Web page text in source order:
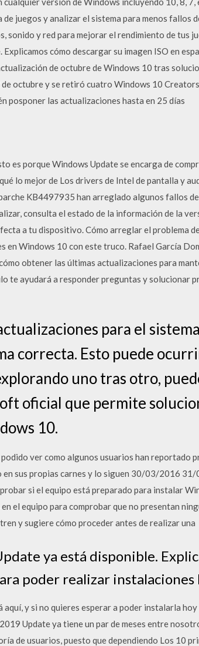
juegos y analizar el sistema para menos fallos
sonido y red para mejorar el rendimiento de tus
cómo descargar su imagen ISO en
de octubre de Windows 10 tras
octubre y se retiró cuatro Windows 10
posponer las actualizaciones hasta en 25 días
es porque Windows Update se encarga de
lo mejor de Los drivers de Intel de pantalla y
KB4497935 han arreglado algunos fallos
consulta el estado de la información de la
a tu dispositivo. Cómo arreglar el problema
en Windows 10 con este truco. Rafael García
obtener las últimas actualizaciones para
te ayudará a responder preguntas y solucionar
para el
correcta. Esto puede
uno tras otro,
oficial que permite
10.
ver como algunos usuarios han reportado
en sus propias carnes y lo siguen 30/03/2016
si el equipo está preparado para instalar
el equipo para comprobar que no presentan
y sugiere cómo proceder antes de realizar una
ya está disponible.
poder realizar instalaciones
y si no quieres esperar a poder instalarla
Update ya tiene un par de meses entre
de usuarios, puesto que dependiendo Los 10